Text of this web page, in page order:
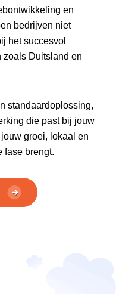
en
bedrijven niet
het succesvol
zoals Duitsland en
standaardoplossing,
die past bij jouw
groei, lokaal en
fase brengt.